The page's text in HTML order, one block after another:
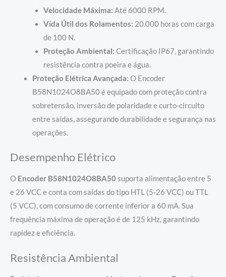
Velocidade Máxima: Até 6000 RPM.
Vida Útil dos Rolamentos: 20.000 horas com carga
de 100 N.
Proteção Ambiental: Certificação IP67, garantindo
resistência contra poeira e água.
Proteção Elétrica Avançada: O Encoder
B58N1024O8BA50 é equipado com proteção contra
sobretensão, inversão de polaridade e curto-circuito
entre saídas, assegurando durabilidade e segurança nas
operações.
Desempenho Elétrico
O Encoder B58N1024O8BA50suporta alimentação entre 5
e 26 VCC e conta com saídas do tipo HTL (5-26 VCC) ou TTL
(5 VCC), com consumo de corrente inferior a 60 mA. Sua
frequência máxima de operação é de 125 kHz, garantindo
rapidez e eficiência.
Resistência Ambiental